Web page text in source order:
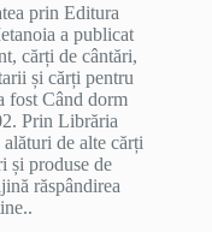
prin Editura
a publicat
cărți de cântări,
și cărți pentru
fost Când dorm
Prin Librăria
de alte cărți
și produse de
răspândirea